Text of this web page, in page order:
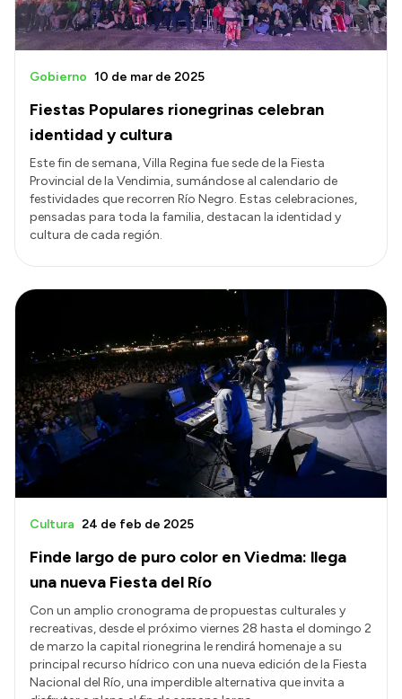
Fiestas Populares rionegrinas celebran
identidad y cultura
Gobierno 10 de mar de 2025
Este fin de semana, Villa Regina fue sede de la Fiesta
Provincial de la Vendimia, sumándose al calendario de
festividades que recorren Río Negro. Estas celebraciones,
pensadas para toda la familia, destacan la identidad y
cultura de cada región.
Finde largo de puro color en Viedma: llega
una nueva Fiesta del Río
Cultura 24 de feb de 2025
Con un amplio cronograma de propuestas culturales y
recreativas, desde el próximo viernes 28 hasta el domingo 2
de marzo la capital rionegrina le rendirá homenaje a su
principal recurso hídrico con una nueva edición de la Fiesta
Nacional del Río, una imperdible alternativa que invita a